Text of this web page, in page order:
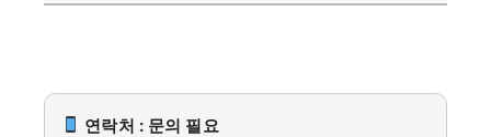
연락처 : 문의 필요